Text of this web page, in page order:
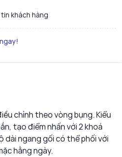
khách hàng
chỉnh theo vòng bụng. Kiểu
tạo điểm nhấn với 2 khoá
dài ngang gối có thể phối với
hằng ngày.